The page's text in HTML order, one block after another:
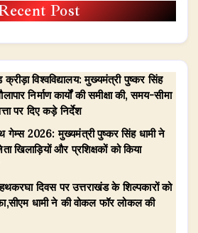
Post
क्रीड़ा विश्वविद्यालय: मुख्यमंत्री पुष्कर सिंह
निर्माण कार्यों की समीक्षा की, समय-सीमा
पर दिए कड़े निर्देश
गेम्स 2026: मुख्यमंत्री पुष्कर सिंह धामी ने
खिलाड़ियों और प्रशिक्षकों को किया
हथकरघा दिवस पर उत्तराखंड के शिल्पकारों को
धामी ने की वोकल फॉर लोकल की